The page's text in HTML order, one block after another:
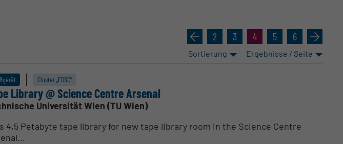
« 2 3 4 5 6 »
Sortierung Ergebnisse / Seite
Cluster „EOSC“
Library @ Science Centre Arsenal
Universität Wien (TU Wien)
4,5 Petabyte tape library for new tape library room in the Science Centre